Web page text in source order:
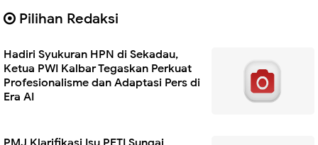
Pilihan Redaksi
Hadiri Syukuran HPN di Sekadau,
Ketua PWI Kalbar Tegaskan Perkuat
Profesionalisme dan Adaptasi Pers di
Era AI